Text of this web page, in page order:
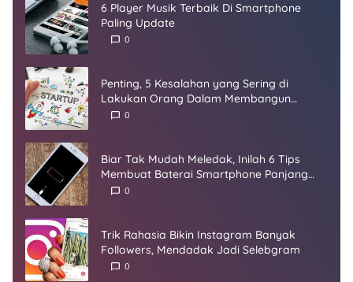
6 Player Musik Terbaik Di Smartphone
Paling Update
0
Penting, 5 Kesalahan yang Sering di
Lakukan Orang Dalam Membangun
Startup
0
Biar Tak Mudah Meledak, Inilah 6 Tips
Membuat Baterai Smartphone Panjang
Umur
0
Trik Rahasia Bikin Instagram Banyak
Followers, Mendadak Jadi Selebgram
0